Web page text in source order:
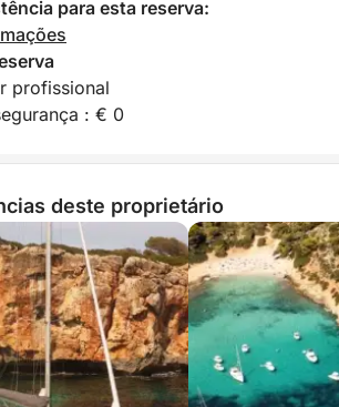
para esta reserva:
profissional
: € 0
deste proprietário